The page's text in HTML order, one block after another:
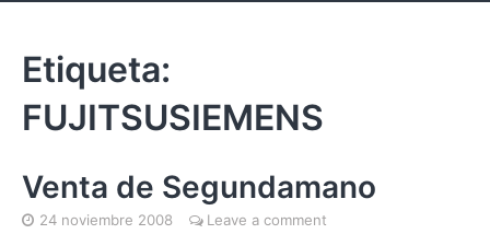
Etiqueta:
FUJITSUSIEMENS
Venta de Segundamano
24 noviembre 2008 Leave a comment